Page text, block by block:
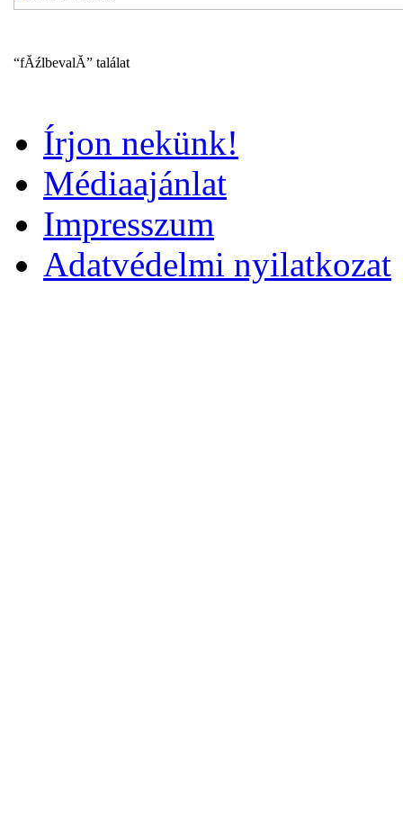
“fĂźlbevalĂ” találat
Írjon nekünk!
Médiaajánlat
Impresszum
Adatvédelmi nyilatkozat